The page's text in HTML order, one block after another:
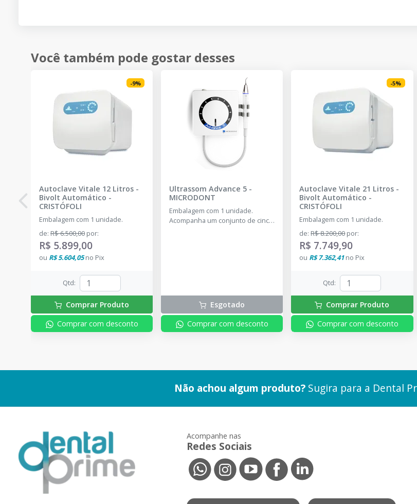
Você também pode gostar desses
-9%
Autoclave Vitale 12 Litros -
Bivolt Automático -
CRISTÓFOLI
Embalagem com 1 unidade.
de: R$ 6.500,00 por:
R$ 5.899,00
ou R$ 5.604,05no Pix
Qtd:
Comprar Produto
Comprar com desconto
Ultrassom Advance 5 -
MICRODONT
Embalagem com 1 unidade.
Acompanha um conjunto de cinco
Esgotado
Comprar com desconto
-5%
Autoclave Vitale 21 Litros -
Bivolt Automático -
CRISTÓFOLI
Embalagem com 1 unidade.
de:R$ 8.200,00 por:
R$ 7.749,90
ou R$ 7.362,41no Pix
Qtd:
Comprar Produto
Comprar com desconto
Não achou algum produto? Sugira para a Dental
Acompanhe nas
Redes Sociais